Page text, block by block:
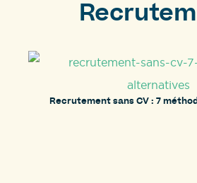
Recrutement sans CV : 7